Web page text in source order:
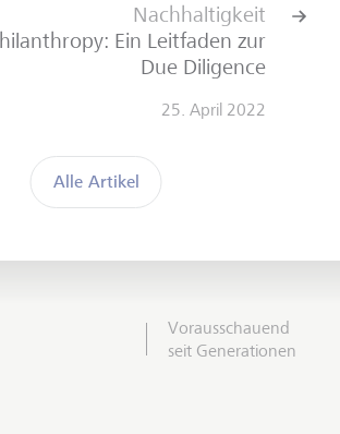
Alle Artikel
Nachhaltigkeit
Ein Leitfaden zur
Due Diligence
25. April 2022
Vorausschauend
seit Generationen